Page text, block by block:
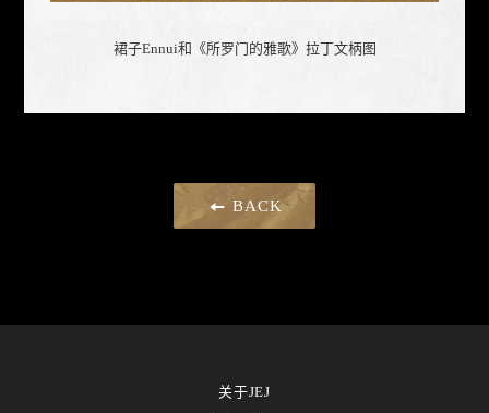
裙子Ennui和《所罗门的雅歌》拉丁文柄图
BACK
关于JEJ